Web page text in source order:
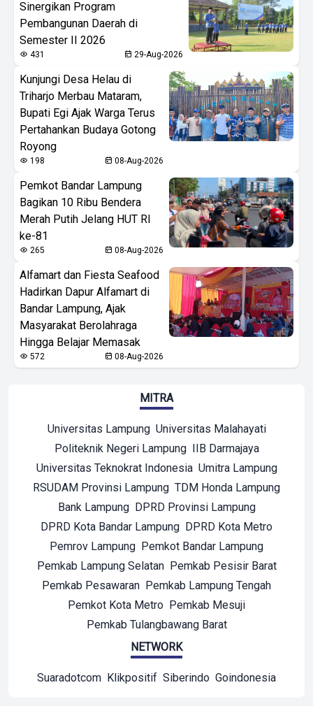
Sinergikan Program
Pembangunan Daerah di
Semester II 2026
431 29-Aug-2026
Kunjungi Desa Helau di
Triharjo Merbau Mataram,
Bupati Egi Ajak Warga Terus
Pertahankan Budaya Gotong
Royong
198 08-Aug-2026
Pemkot Bandar Lampung
Bagikan 10 Ribu Bendera
Merah Putih Jelang HUT RI
ke-81
265 08-Aug-2026
Alfamart dan Fiesta Seafood
Hadirkan Dapur Alfamart di
Bandar Lampung, Ajak
Masyarakat Berolahraga
Hingga Belajar Memasak
572 08-Aug-2026
MITRA
Universitas Lampung Universitas Malahayati
Politeknik Negeri Lampung
IIB Darmajaya
Universitas Teknokrat Indonesia Umitra Lampung
RSUDAM Provinsi Lampung TDM Honda Lampung
Bank Lampung
DPRD Provinsi Lampung
DPRD Kota Bandar Lampung DPRD Kota Metro
Pemrov Lampung Pemkot Bandar Lampung
Pemkab Lampung Selatan
Pemkab Pesisir Barat
Pemkab Pesawaran Pemkab Lampung Tengah
Pemkot Kota Metro Pemkab Mesuji
Pemkab Tulangbawang Barat
NETWORK
Suaradotcom Klikpositif Siberindo Goindonesia